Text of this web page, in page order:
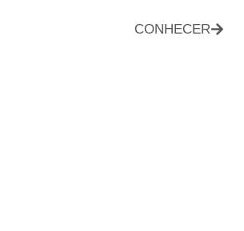
CONHECER